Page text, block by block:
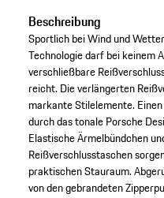
Beschreibung
Sportlich bei Wind und
Technologie darf bei keinem
verschließbare
reicht. Die verlängerten
markante Stilelemente.
durch das tonale Porsche
Elastische Ärmelbündchen
Reißverschlusstaschen
praktischen Stauraum.
von den gebrandeten